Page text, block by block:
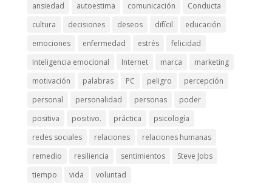
ansiedad
autoestima comunicación
Conducta
cultura
decisiones deseos difícil
educación
emociones
enfermedad estrés
felicidad
Inteligencia emocional
Internet marca
marketing
motivación
palabras PC peligro
percepción
personal
personalidad personas
poder
positiva
positivo. práctica
psicología
redes sociales
relaciones
relaciones humanas
remedio
resiliencia sentimientos
Steve Jobs
tiempo
vida voluntad